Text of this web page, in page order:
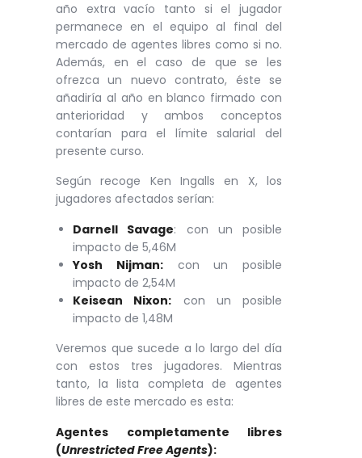
año extra vacío tanto si el jugador
permanece en el equipo al final del
mercado de agentes libres como si no.
Además, en el caso de que se les
ofrezca un nuevo contrato, éste se
añadiría al año en blanco firmado con
anterioridad y ambos conceptos
contarían para el límite salarial del
presente curso.
Según recoge Ken Ingalls en X, los
jugadores afectados serían:
Darnell Savage: con un posible
impacto de 5,46M
Yosh Nijman:con un posible
impacto de 2,54M
Keisean Nixon: con un posible
impacto de 1,48M
Veremos que sucede a lo largo del día
con estos tres jugadores. Mientras
tanto, la lista completa de agentes
libres de este mercado es esta:
Agentes completamente libres
(Unrestricted Free Agents):